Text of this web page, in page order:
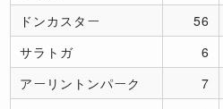
ドンカスター
56
サラトガ
6
アーリントンパーク
7